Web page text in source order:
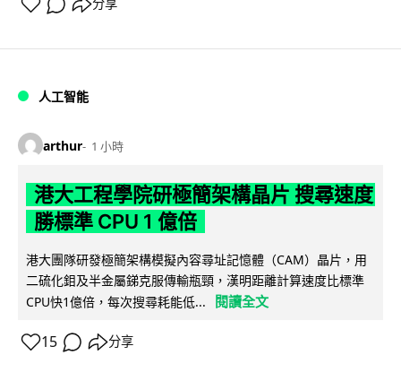
分享
人工智能
arthur 1 小時
港大工程學院研極簡架構晶片 搜尋速度
勝標準 CPU 1 億倍
港大團隊研發極簡架構模擬內容尋址記憶體（CAM）晶片，用
二硫化鉬及半金屬銻克服傳輸瓶頸，漢明距離計算速度比標準
CPU快1億倍，每次搜尋耗能低...
閱讀全文
15 分享